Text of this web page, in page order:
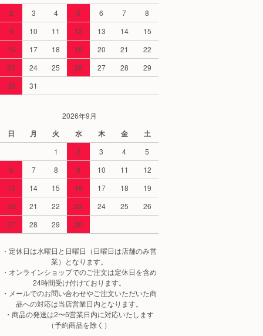
2
3 4 5 6 7
8
9
10 11 12 13 14
15
16
17 18 19 20 21
22
23
24 25 26 27 28
29
30
31
2026年9月
日 月 火 水 木 金 土
1 2 3 4
5
6
7 8 9 10 11
12
13
14 15 16 17 18
19
20
21 22 23 24 25
26
27
28 29 30
・定休日は水曜日と日曜日（日曜日は店舗のみ営
業）となります。
・オンラインショップでのご注文は定休日を含め
24時間受け付けております。
・メールでのお問い合わせやご注文いただいた商
品への対応は当店営業日内となります。
・商品の発送は2〜5営業日内に対応いたします
（予約商品を除く）